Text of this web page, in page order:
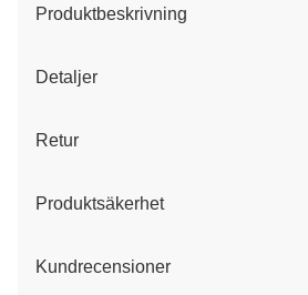
Produktbeskrivning
Detaljer
Retur
Produktsäkerhet
Kundrecensioner